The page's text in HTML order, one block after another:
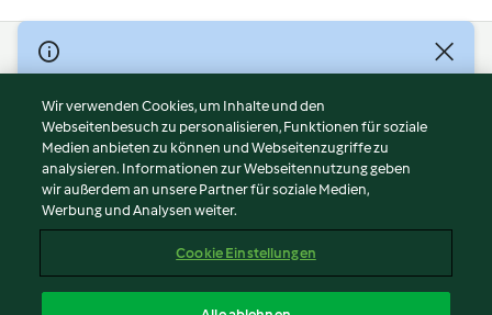
© Copyright 2026
Nutzungsbedingungen
Datenschutzrichtlinien
Disclaimer
Impressum
Cookies
Abo kündigen
Wir verwenden Cookies, um Inhalte und den
Webseitenbesuch zu personalisieren, Funktionen für soziale
Medien anbieten zu können und Webseitenzugriffe zu
analysieren. Informationen zur Webseitennutzung geben
wir außerdem an unsere Partner für soziale Medien,
Werbung und Analysen weiter.
Cookie Einstellungen